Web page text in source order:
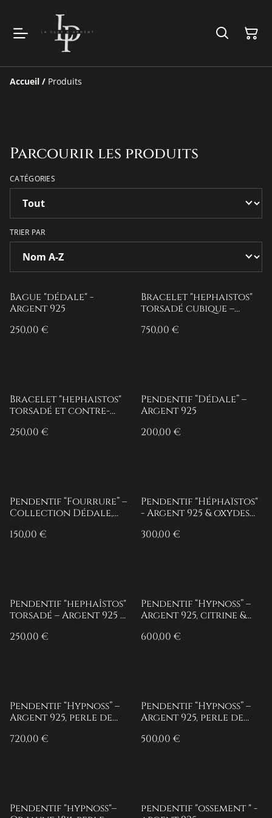
Accueil / Produits
Parcourir les produits
CATÉGORIES
TRIER PAR
Bague "dédale" -
Argent 925
250,00 €
Bracelet "hephaistos"
torsadé cubique –
zirconium
750,00 €
Bracelet "hephaistos"
torsadé et contre-
250,00 €
Pendentif “Dédale” –
Argent 925
200,00 €
Pendentif “Fourrure” –
Collection Dédale,
150,00 €
Pendentif "Héphaïstos"
- Argent 925 & oxydes
300,00 €
Pendentif "hephaîstos"
torsadé – Argent 925 &
250,00 €
Pendentif “Hypnoss” –
Argent 925, citrine &
600,00 €
Pendentif “Hypnoss” –
Argent 925, perle de
zirconium
720,00 €
Pendentif “Hypnoss” –
Argent 925, perle de
zirconium
500,00 €
Pendentif "hypnoss"–
pendentif "ossement " -